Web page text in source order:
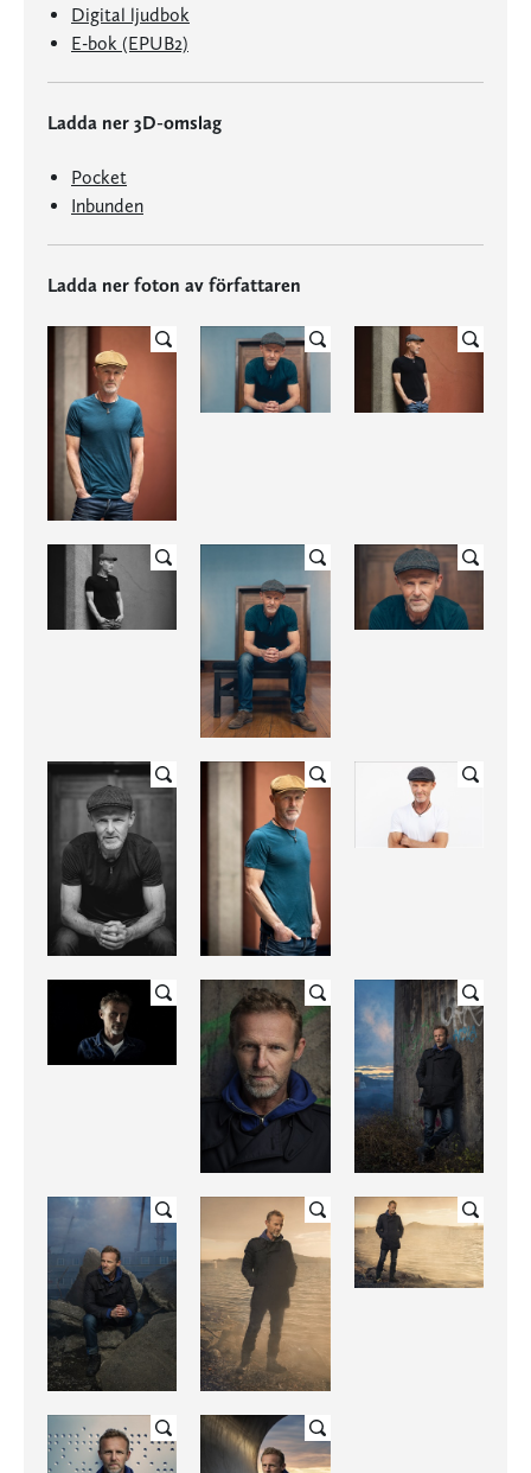
Digital ljudbok
E-bok (EPUB2)
Ladda ner 3D-omslag
Pocket
Inbunden
Ladda ner foton av författaren